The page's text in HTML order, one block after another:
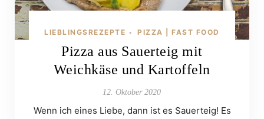
LIEBLINGSREZEPTE • PIZZA | FAST FOOD
Pizza aus Sauerteig mit
Weichkäse und Kartoffeln
12. Oktober 2020
Wenn ich eines Liebe, dann ist es Sauerteig! Es